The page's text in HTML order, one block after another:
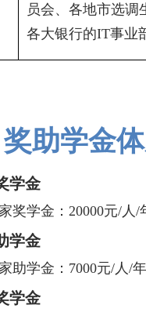
员会、各地市选调
各大银行的IT事业
奖助学金
学金
奖学金： 20000元/人 /
学金
助学金： 7000元/人 /年
学金